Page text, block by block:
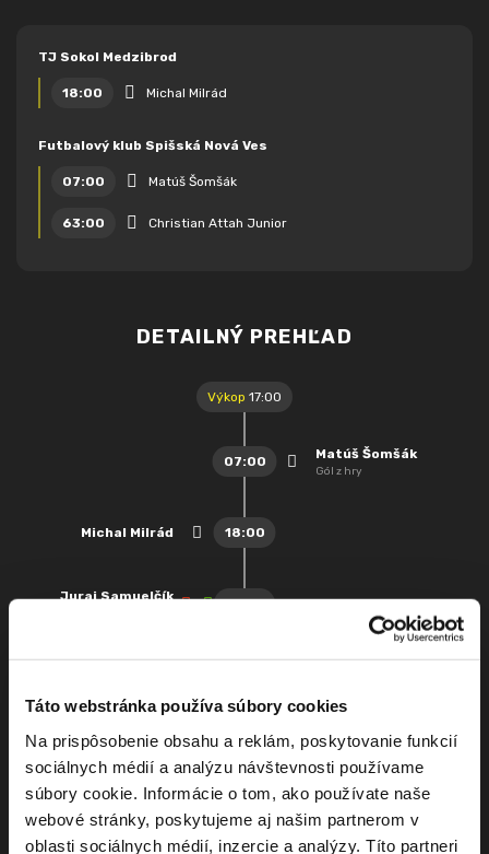
Táto webstránka používa súbory cookies
Na prispôsobenie obsahu a reklám, poskytovanie funkcií
sociálnych médií a analýzu návštevnosti používame
súbory cookie. Informácie o tom, ako používate naše
webové stránky, poskytujeme aj našim partnerom v
oblasti sociálnych médií, inzercie a analýzy. Títo partneri
TJ Sokol Medzibrod
18:00 Michal Milrád
Futbalový klub Spišská Nová Ves
07:00 Matúš Šomšák
63:00 Christian Attah Junior
DETAILNÝ PREHĽAD
Výkop 17:00
07:00
Matúš Šomšák
Gól z hry
18:00
Michal Milrád
21:00
Juraj Samuelčík
Ivan Pipich
45:00
NS - kopnutie súpera
súboji o loptu
1. polčas 17:45 - 18:00